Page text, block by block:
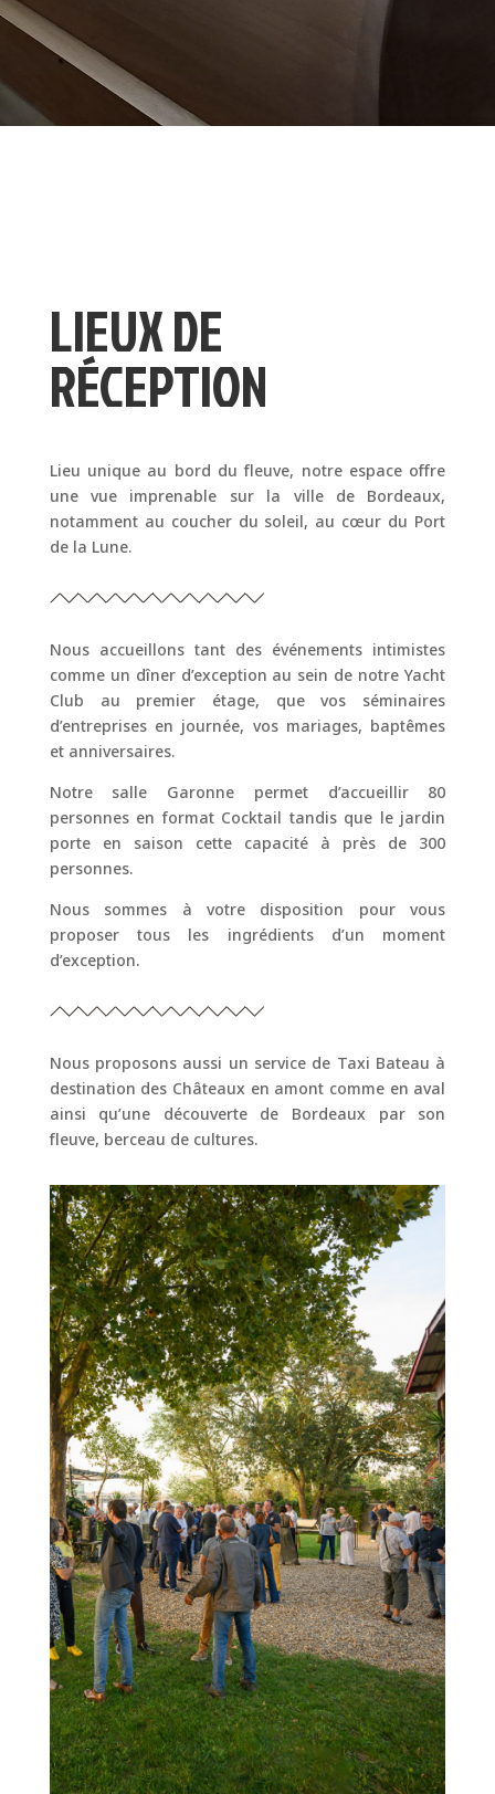
LIEUX DE
RÉCEPTION
Lieu unique au bord du fleuve, notre espace offre
une vue imprenable sur la ville de Bordeaux,
notamment au coucher du soleil, au cœur du Port
de la Lune.
Nous accueillons tant des événements intimistes
comme un dîner d’exception au sein de notre Yacht
Club au premier étage, que vos séminaires
d’entreprises en journée, vos mariages, baptêmes
et anniversaires.
Notre salle Garonne permet d’accueillir 80
personnes en format Cocktail tandis que le jardin
porte en saison cette capacité à près de 300
personnes.
Nous sommes à votre disposition pour vous
proposer tous les ingrédients d’un moment
d’exception.
Nous proposons aussi un service de Taxi Bateau à
destination des Châteaux en amont comme en aval
ainsi qu’une découverte de Bordeaux par son
fleuve, berceau de cultures.